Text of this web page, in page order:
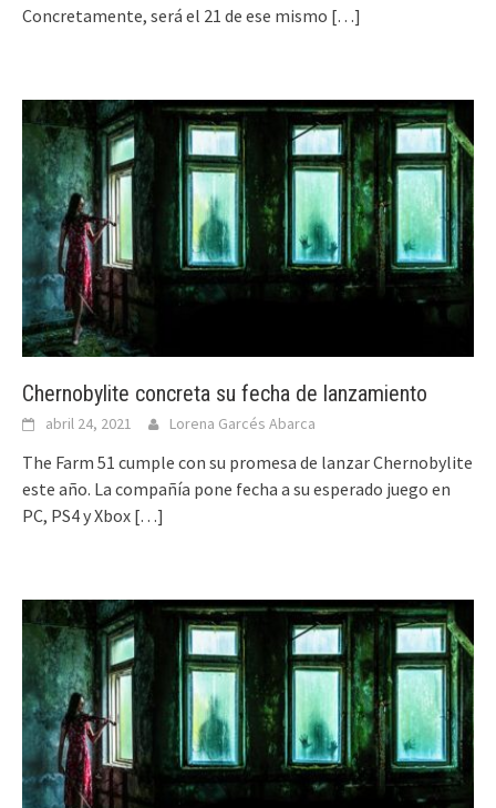
Concretamente, será el 21 de ese mismo […]
Chernobylite concreta su fecha de lanzamiento
abril 24, 2021 Lorena Garcés Abarca
The Farm 51 cumple con su promesa de lanzar Chernobylite
este año. La compañía pone fecha a su esperado juego en
PC, PS4 y Xbox […]